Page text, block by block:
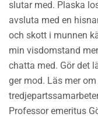
slutar med. Plaska
avsluta med en
och skott i munnen
min visdomstand
chatta med. Gör det
ger mod. Läs mer
Professor emeritus